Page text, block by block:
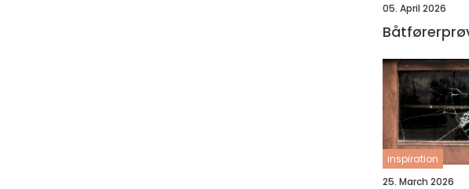
05. April 2026
inspiration
25. March 2026